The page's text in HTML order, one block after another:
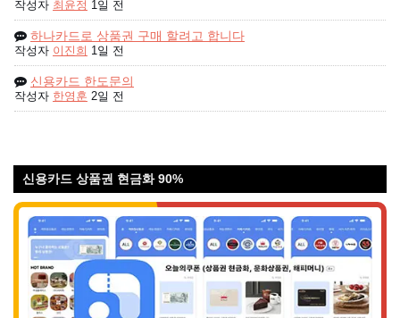
작성자 최윤정 1일 전
하나카드로 상품권 구매 할려고 합니다
작성자 이진희 1일 전
신용카드 한도문의
작성자 한영훈 2일 전
신용카드 상품권 현금화 90%